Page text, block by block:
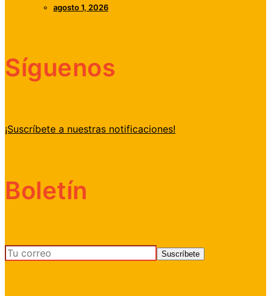
agosto 1, 2026
Síguenos
¡Suscríbete a nuestras notificaciones!
Boletín